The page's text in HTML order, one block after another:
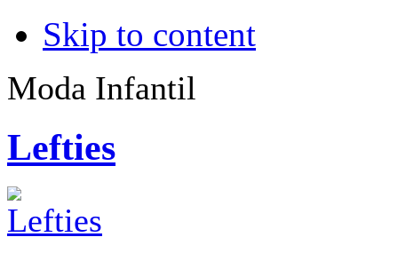
Skip to content
Moda Infantil
Lefties